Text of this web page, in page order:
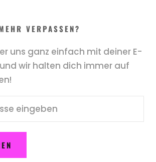
VERPASSEN?
uns ganz einfach mit deiner E-
wir halten dich immer auf